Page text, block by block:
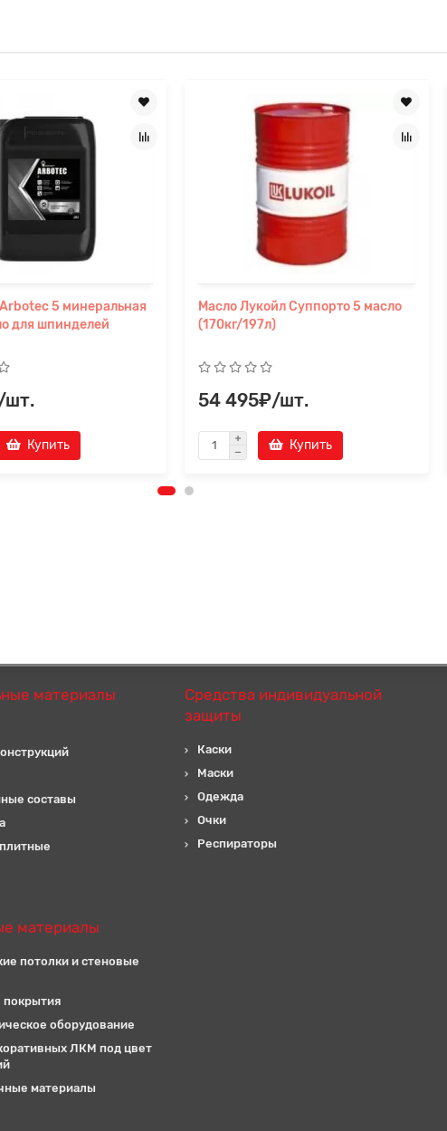
5 минеральная
для шпинделей
шт.
Купить
Масло Лукойл Суппорто 5 масло
(170кг/197л)
54 495₽/шт.
Купить
материалы
составы
Средства индивидуальной
защиты
Каски
Маски
Одежда
Очки
Респираторы
материалы
потолки и стеновые
покрытия
оборудование
ЛКМ под цвет
материалы